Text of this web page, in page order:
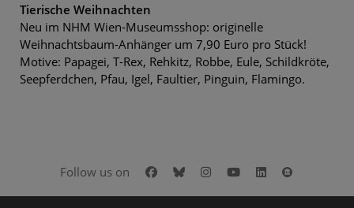
Tierische Weihnachten
Neu im NHM Wien-Museumsshop: originelle
Weihnachtsbaum-Anhänger um 7,90 Euro pro Stück!
Motive: Papagei, T-Rex, Rehkitz, Robbe, Eule, Schildkröte,
Seepferdchen, Pfau, Igel, Faultier, Pinguin, Flamingo.
Follow us on Facebook
BlueskyInstagram
YoutubeLinkedIn